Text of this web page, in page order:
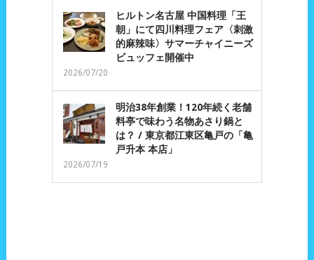
ヒルトン名古屋 中国料理「王
朝」にて四川料理フェア〈刺激
的麻辣味〉サマーチャイニーズ
ビュッフェ開催中
2026/07/20
明治38年創業！120年続く老舗
料亭で味わう名物あさり鍋と
は？ / 東京都江東区亀戸の「亀
戸升本 本店」
2026/07/19